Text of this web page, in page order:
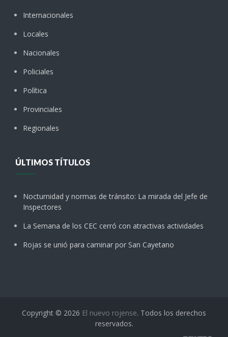
Internacionales
Locales
Nacionales
Policiales
Política
Provinciales
Regionales
ÚLTIMOS TÍTULOS
Nocturnidad y normas de tránsito: La mirada del Jefe de
Inspectores
La Semana de los CEC cerró con atractivas actividades
Rojas se unió para caminar por San Cayetano
Copyright © 2026 El nuevo rojense. Todos los derechos
reservados.